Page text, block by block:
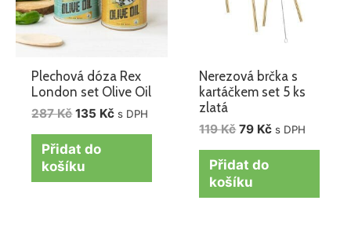
Plechová dóza Rex
London set Olive Oil
287Kč 135 Kč s DPH
Přidat do
košíku
Nerezová brčka s
kartáčkem set 5 ks
zlatá
119Kč 79 Kč s DPH
Přidat do
košíku